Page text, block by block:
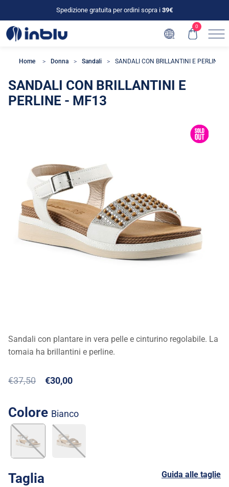
Spedizione gratuita per ordini sopra i 39€
0
Home Donna Sandali SANDALI CON BRILLANTINI E PERLINE -
SANDALI CON BRILLANTINI E
PERLINE - MF13
Sandali con plantare in vera pelle e cinturino regolabile. La
tomaia ha brillantini e perline.
€37,50 €30,00
Colore bianco
Taglia Guida alle taglie